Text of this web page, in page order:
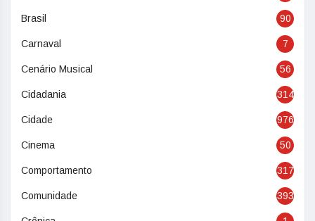
Brasil 90
Carnaval 7
Cenário Musical 56
Cidadania 314
Cidade 976
Cinema 50
Comportamento 317
Comunidade 393